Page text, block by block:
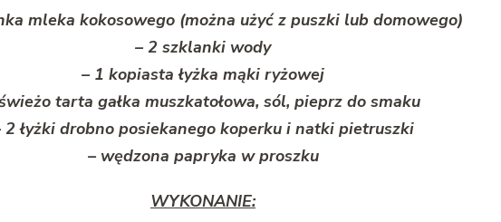
mleka kokosowego (można użyć z puszki lub domowego)
– 2 szklanki wody
– 1 kopiasta łyżka mąki ryżowej
tarta gałka muszkatołowa, sól, pieprz do smaku
2 łyżki drobno posiekanego koperku i natki pietruszki
– wędzona papryka w proszku
WYKONANIE: